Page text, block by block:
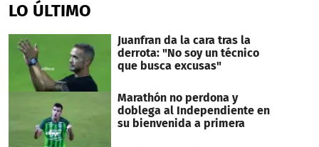
LO ÚLTIMO
Juanfran da la cara tras la
derrota: "No soy un técnico
que busca excusas"
Marathón no perdona y
doblega al Independiente en
su bienvenida a primera